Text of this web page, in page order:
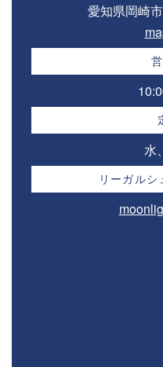
愛知県岡崎
水
リーガル